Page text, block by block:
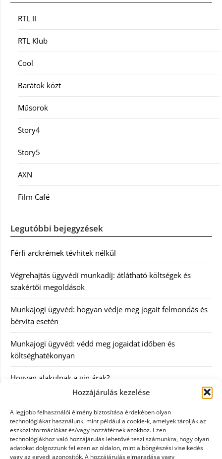
Hozzájárulás kezelése
A legjobb felhasználói élmény biztosítása érdekében olyan
technológiákat használunk, mint például a cookie-k, amelyek tárolják az
eszközinformációkat és/vagy hozzáférnek azokhoz. Ezen
technológiákhoz való hozzájárulás lehetővé teszi számunkra, hogy olyan
adatokat dolgozzunk fel ezen az oldalon, mint a böngészési viselkedés
vagy az egyedi azonosítók. A hozzájárulás elmaradása vagy
RTL II
RTL Klub
Cool
Barátok közt
Műsorok
Story4
Story5
AXN
Film Café
Legutóbbi bejegyzések
Férfi arckrémek tévhitek nélkül
Végrehajtás ügyvédi munkadíj: átlátható költségek és
szakértői megoldások
Munkajogi ügyvéd: hogyan védje meg jogait felmondás és
bérvita esetén
Munkajogi ügyvéd: védd meg jogaidat időben és
költséghatékonyan
Hogyan alakulnak a gin árak?
Kategóriák
Egészség
Hírek